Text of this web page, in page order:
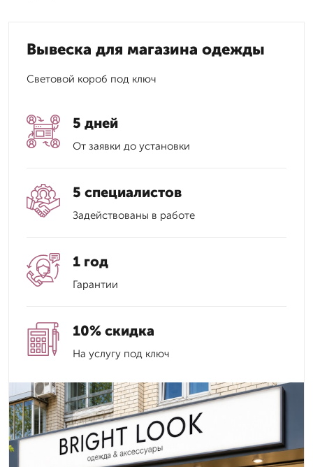
Вывеска для магазина одежды
Световой короб под ключ
5 дней
От заявки до установки
5 специалистов
Задействованы в работе
1 год
Гарантии
10% скидка
На услугу под ключ